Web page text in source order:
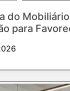
do
para